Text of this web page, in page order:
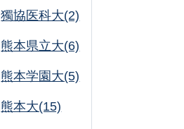
獨協医科大(2)
熊本県立大(6)
熊本学園大(5)
熊本大(15)